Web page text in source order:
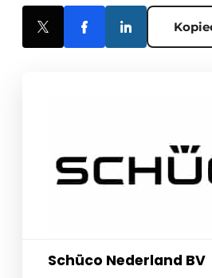
Schüco Nederland BV